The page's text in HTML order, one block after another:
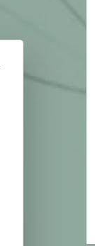
Ocultar